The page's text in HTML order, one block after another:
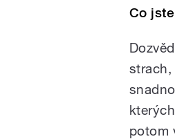
Co
strach,
potom